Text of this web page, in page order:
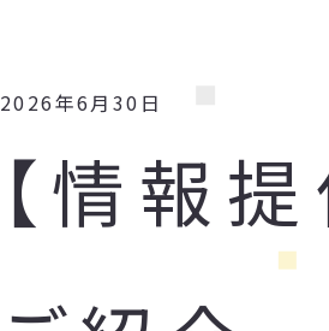
2026年6月30日
【情報